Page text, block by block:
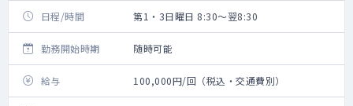
日程/時間 第1・3日曜日 8:30～翌8:30
勤務開始時期 随時可能
給与 100,000円/回（税込・交通費別）